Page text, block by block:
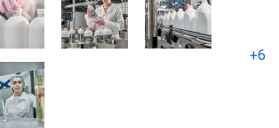
+6